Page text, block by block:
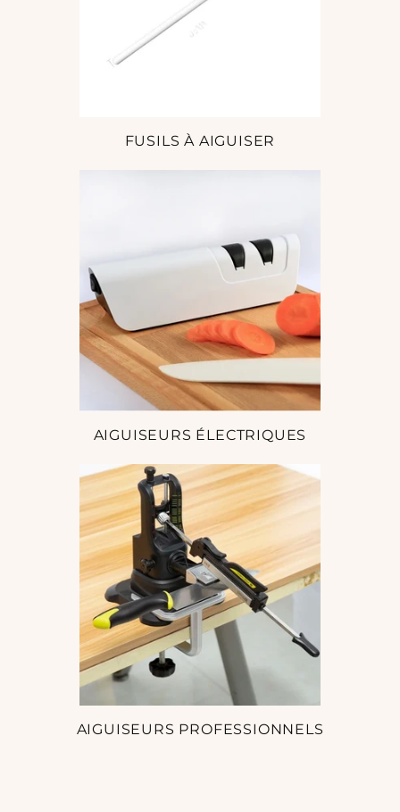
FUSILS À AIGUISER
AIGUISEURS ÉLECTRIQUES
AIGUISEURS PROFESSIONNELS